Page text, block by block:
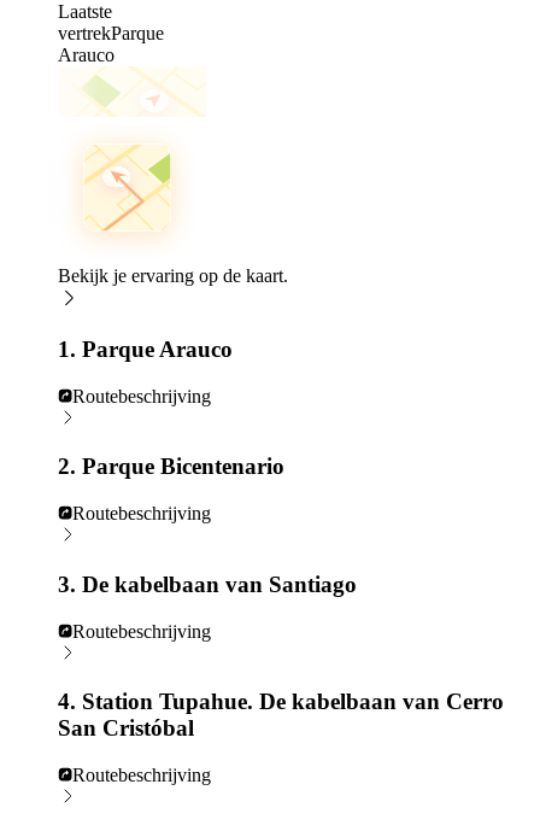
Laatste
vertrekParque
Arauco
Bekijk je ervaring op de kaart.
1. Parque Arauco
Routebeschrijving
2. Parque Bicentenario
Routebeschrijving
3. De kabelbaan van Santiago
Routebeschrijving
4. Station Tupahue. De kabelbaan van Cerro
San Cristóbal
Routebeschrijving